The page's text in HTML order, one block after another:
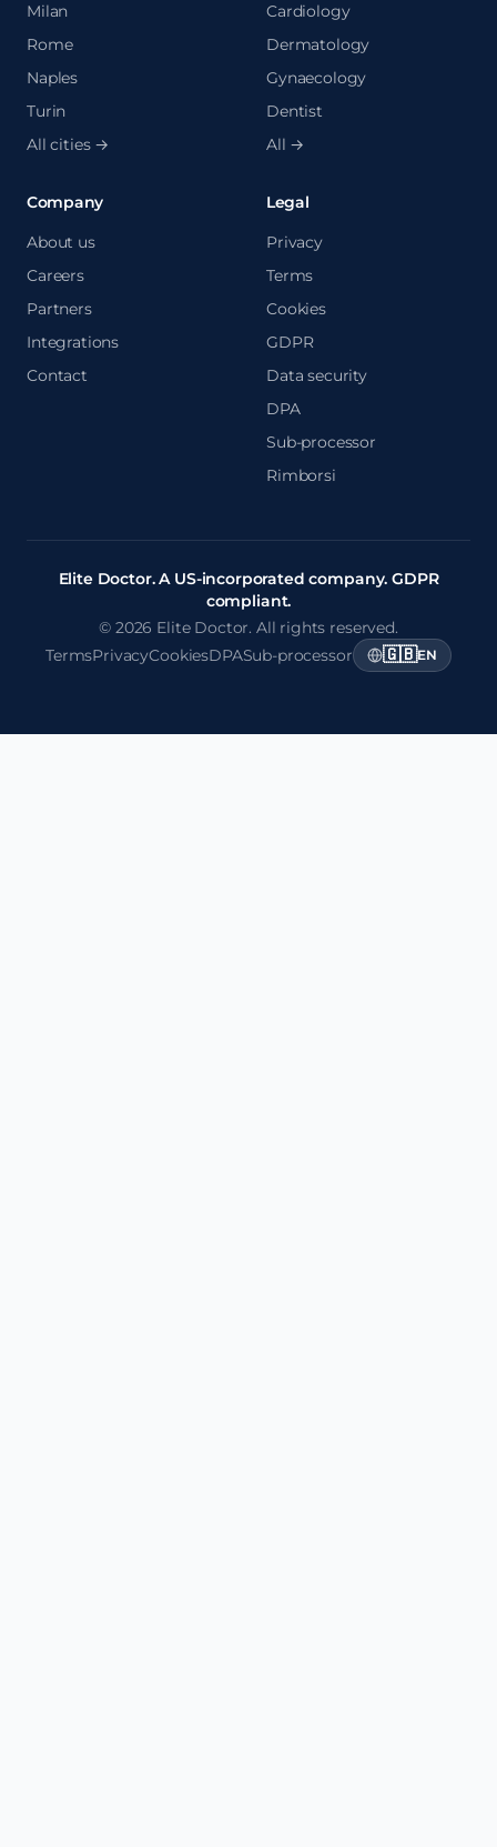
Milan
Rome
Naples
Turin
All cities →
Cardiology
Dermatology
Gynaecology
Dentist
All →
Company
About us
Careers
Partners
Integrations
Contact
Legal
Privacy
Terms
Cookies
GDPR
Data security
DPA
Sub-processor
Rimborsi
Elite Doctor. A US-incorporated company. GDPR
compliant.
© 2026 Elite Doctor. All rights reserved.
TermsPrivacyCookiesDPASub-processor 🇬🇧EN